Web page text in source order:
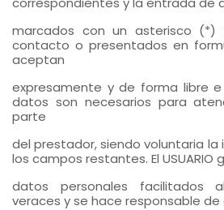
marcados con un asterisco (*)
contacto o presentados en
aceptan
expresamente y de forma libre
datos son necesarios para
parte
del prestador, siendo voluntaria la
los campos restantes. El USUARIO
datos personales facilitados al
veraces y se hace responsable